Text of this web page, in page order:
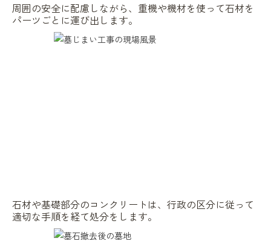
周囲の安全に配慮しながら、重機や機材を使って石材を
パーツごとに運び出します。
石材や基礎部分のコンクリートは、行政の区分に従って
適切な手順を経て処分をします。